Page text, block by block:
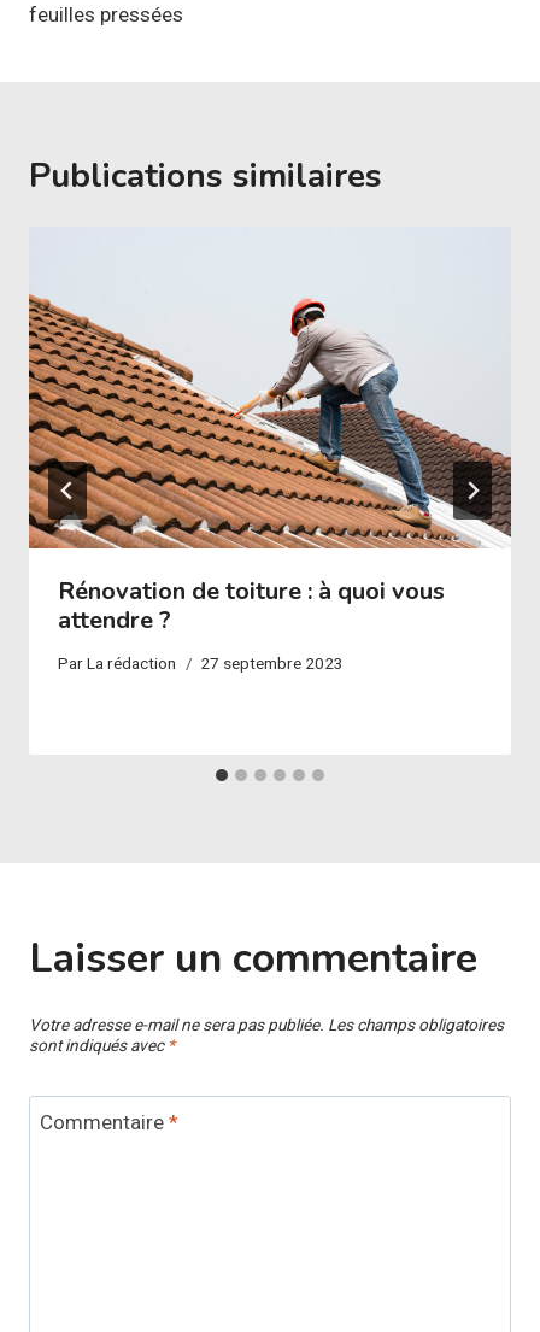
feuilles pressées
Publications similaires
Rénovation de toiture : à quoi vous
attendre ?
ParLa rédaction 27 septembre 2023
Laisser un commentaire
Votre adresse e-mail ne sera pas publiée. Les champs obligatoires
sont indiqués avec *
Commentaire *